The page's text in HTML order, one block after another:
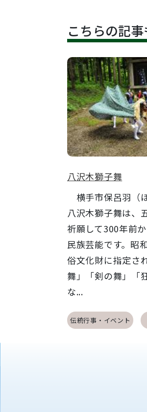
こちらの記
八沢木獅子舞
横手市保呂羽（
八沢木獅子舞は、
祈願して300年前
民族芸能です。昭
俗文化財に指定さ
舞」「剣の舞」「
な...
伝統行事・イベント